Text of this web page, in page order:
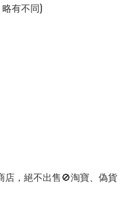
略有不同)
店，絕不出售🚫淘寶、偽貨